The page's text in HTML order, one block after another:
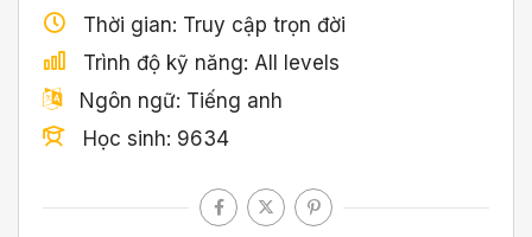
Thời gian Truy cập trọn đời
Trình độ kỹ năng All levels
Ngôn ngữ Tiếng anh
Học sinh 9634